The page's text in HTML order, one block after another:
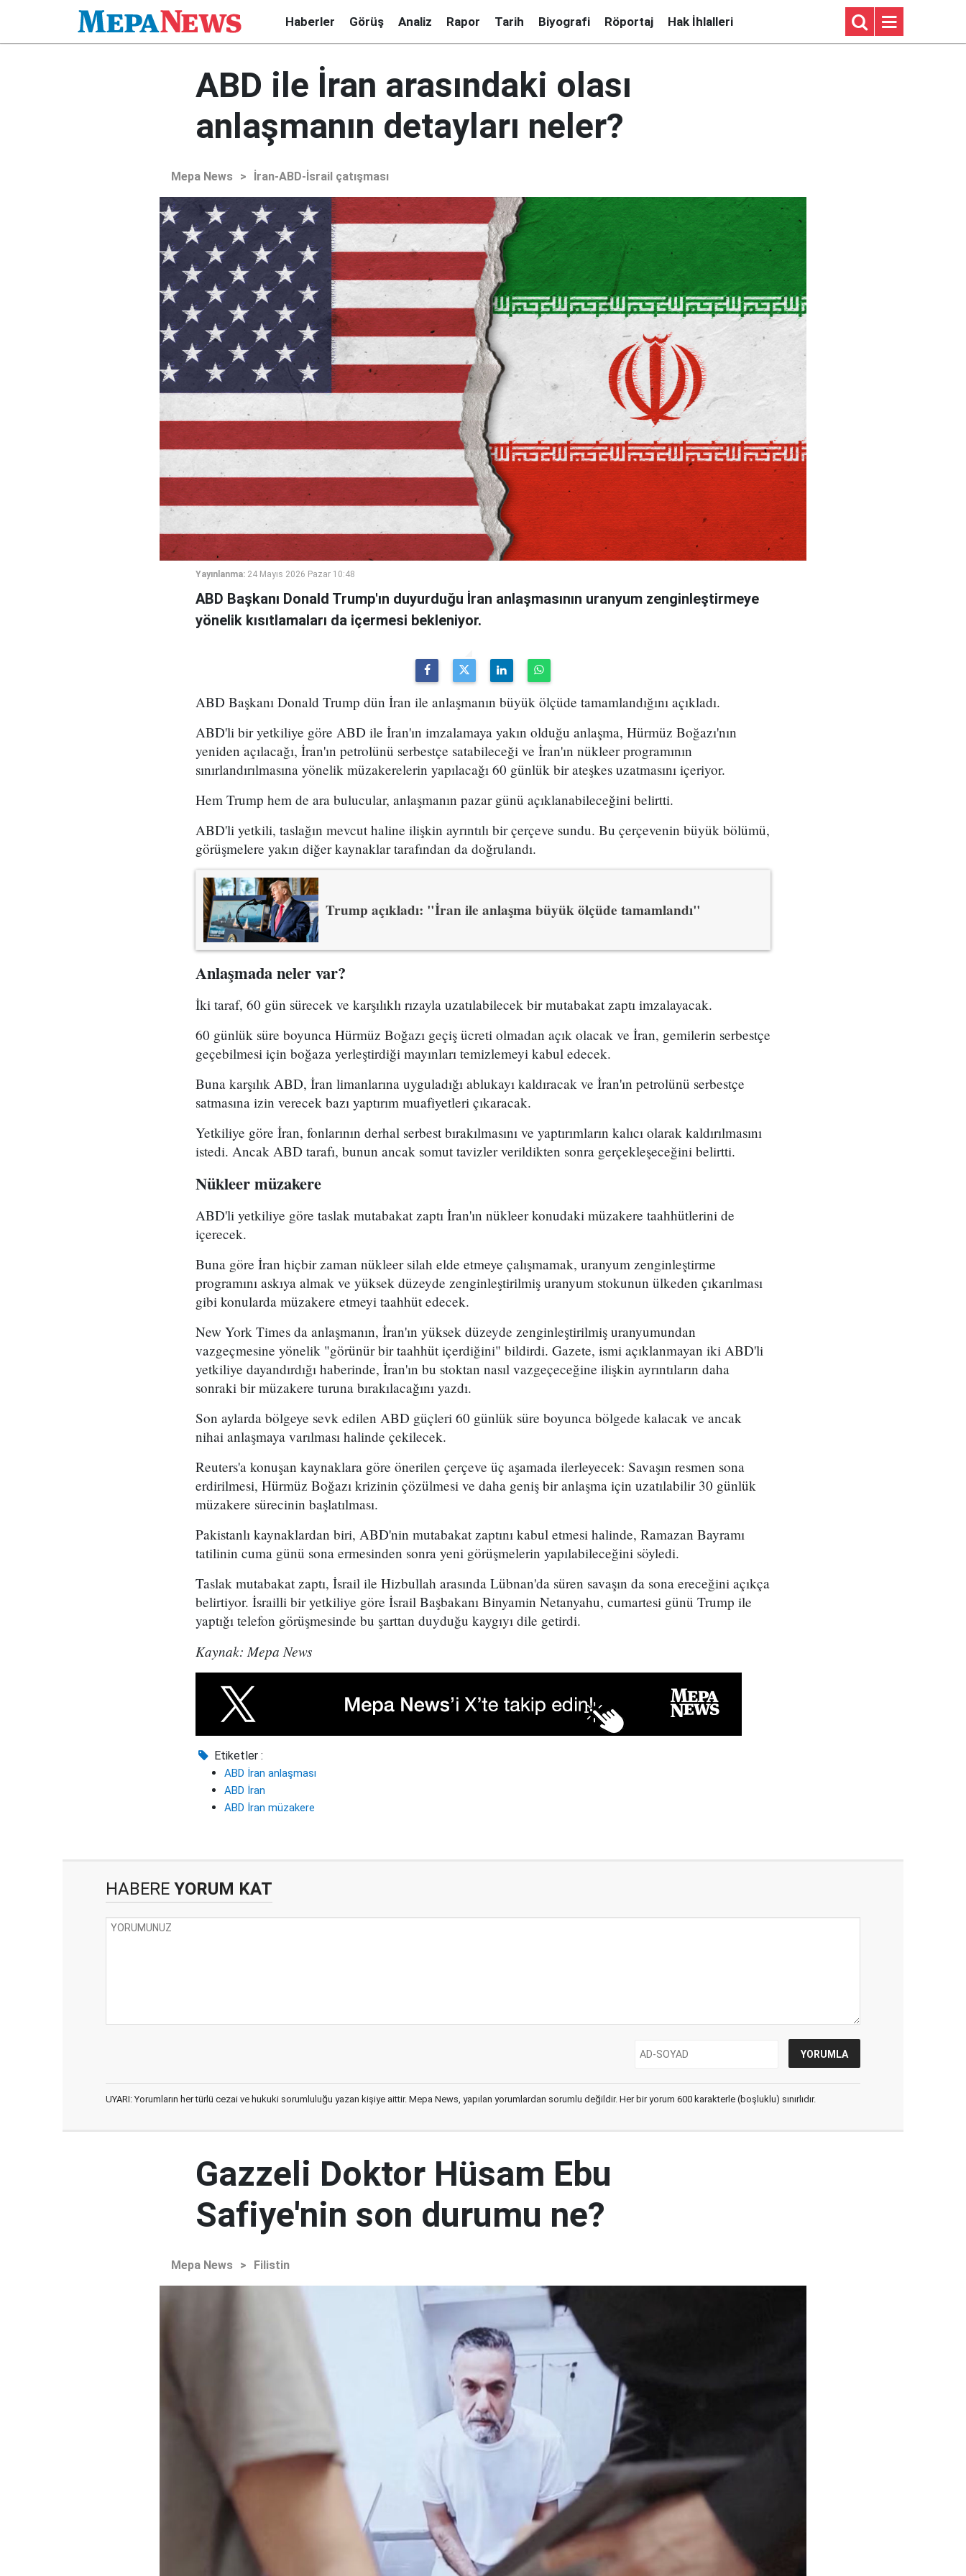
Haberler Görüş Analiz Rapor Tarih Biyografi Röportaj Hak İhlalleri
ABD ile İran arasındaki olası
anlaşmanın detayları neler?
Mepa News > İran-ABD-İsrail çatışması
Yayınlanma: 24 Mayıs 2026 Pazar 10:48
ABD Başkanı Donald Trump'ın duyurduğu İran anlaşmasının uranyum zenginleştirmeye
yönelik kısıtlamaları da içermesi bekleniyor.
ABD Başkanı Donald Trump dün İran ile anlaşmanın büyük ölçüde tamamlandığını açıkladı.
ABD'li bir yetkiliye göre ABD ile İran'ın imzalamaya yakın olduğu anlaşma, Hürmüz Boğazı'nın
yeniden açılacağı, İran'ın petrolünü serbestçe satabileceği ve İran'ın nükleer programının
sınırlandırılmasına yönelik müzakerelerin yapılacağı 60 günlük bir ateşkes uzatmasını içeriyor.
Hem Trump hem de ara bulucular, anlaşmanın pazar günü açıklanabileceğini belirtti.
ABD'li yetkili, taslağın mevcut haline ilişkin ayrıntılı bir çerçeve sundu. Bu çerçevenin büyük bölümü,
görüşmelere yakın diğer kaynaklar tarafından da doğrulandı.
Trump açıkladı: "İran ile anlaşma büyük ölçüde tamamlandı"
Anlaşmada neler var?
İki taraf, 60 gün sürecek ve karşılıklı rızayla uzatılabilecek bir mutabakat zaptı imzalayacak.
60 günlük süre boyunca Hürmüz Boğazı geçiş ücreti olmadan açık olacak ve İran, gemilerin serbestçe
geçebilmesi için boğaza yerleştirdiği mayınları temizlemeyi kabul edecek.
Buna karşılık ABD, İran limanlarına uyguladığı ablukayı kaldıracak ve İran'ın petrolünü serbestçe
satmasına izin verecek bazı yaptırım muafiyetleri çıkaracak.
Yetkiliye göre İran, fonlarının derhal serbest bırakılmasını ve yaptırımların kalıcı olarak kaldırılmasını
istedi. Ancak ABD tarafı, bunun ancak somut tavizler verildikten sonra gerçekleşeceğini belirtti.
Nükleer müzakere
ABD'li yetkiliye göre taslak mutabakat zaptı İran'ın nükleer konudaki müzakere taahhütlerini de
içerecek.
Buna göre İran hiçbir zaman nükleer silah elde etmeye çalışmamak, uranyum zenginleştirme
programını askıya almak ve yüksek düzeyde zenginleştirilmiş uranyum stokunun ülkeden çıkarılması
gibi konularda müzakere etmeyi taahhüt edecek.
New York Times da anlaşmanın, İran'ın yüksek düzeyde zenginleştirilmiş uranyumundan
vazgeçmesine yönelik "görünür bir taahhüt içerdiğini" bildirdi. Gazete, ismi açıklanmayan iki ABD'li
yetkiliye dayandırdığı haberinde, İran'ın bu stoktan nasıl vazgeçeceğine ilişkin ayrıntıların daha
sonraki bir müzakere turuna bırakılacağını yazdı.
Son aylarda bölgeye sevk edilen ABD güçleri 60 günlük süre boyunca bölgede kalacak ve ancak
nihai anlaşmaya varılması halinde çekilecek.
Reuters'a konuşan kaynaklara göre önerilen çerçeve üç aşamada ilerleyecek: Savaşın resmen sona
erdirilmesi, Hürmüz Boğazı krizinin çözülmesi ve daha geniş bir anlaşma için uzatılabilir 30 günlük
müzakere sürecinin başlatılması.
Pakistanlı kaynaklardan biri, ABD'nin mutabakat zaptını kabul etmesi halinde, Ramazan Bayramı
tatilinin cuma günü sona ermesinden sonra yeni görüşmelerin yapılabileceğini söyledi.
Taslak mutabakat zaptı, İsrail ile Hizbullah arasında Lübnan'da süren savaşın da sona ereceğini açıkça
belirtiyor. İsrailli bir yetkiliye göre İsrail Başbakanı Binyamin Netanyahu, cumartesi günü Trump ile
yaptığı telefon görüşmesinde bu şarttan duyduğu kaygıyı dile getirdi.
Kaynak: Mepa News
Etiketler :
ABD İran anlaşması
ABD İran
ABD İran müzakere
HABERE YORUM KAT
UYARI: Yorumların her türlü cezai ve hukuki sorumluluğu yazan kişiye aittir. Mepa News, yapılan yorumlardan sorumlu değildir. Her bir yorum 600 karakterle (boşluklu) sınırlıdır.
Gazzeli Doktor Hüsam Ebu
Safiye'nin son durumu ne?
Mepa News > Filistin